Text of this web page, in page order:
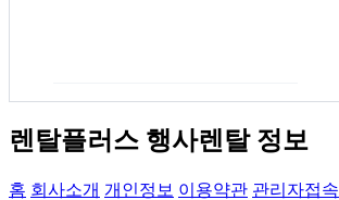
렌탈플러스 행사렌탈 정보
홈 회사소개 개인정보 이용약관 관리자접속